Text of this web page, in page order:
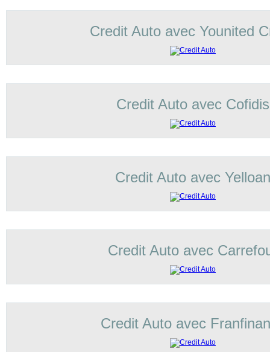
Credit Auto avec Younited
Credit Auto avec Cofidis
Credit Auto avec Yelloan
Credit Auto avec
Credit Auto avec